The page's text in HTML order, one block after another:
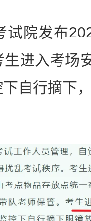
院发布
进入考场
自行摘下